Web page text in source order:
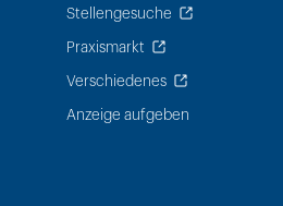
Stellengesuche
Praxismarkt
Verschiedenes
Anzeige aufgeben